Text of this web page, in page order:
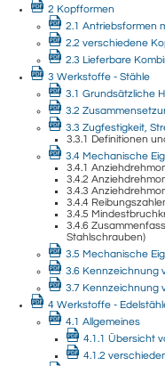
2 Kopfformen
2.1 Antriebsformen
2.2 verschiedene
2.3 Lieferbare
3 Werkstoffe - Stähle
3.1 Grundsätzliche
3.2
3.3 Zugfestigkeit,
3.3.1 Definitionen
3.4 Mechanische
3.4.1
3.4.2
3.4.3
3.4.4
3.4.5
3.4.6
Stahlschrauben)
3.5 Mechanische
3.6 Kennzeichnung
3.7 Kennzeichnung
4 Werkstoffe -
4.1 Allgemeines
4.1.1 Übersicht
4.1.2